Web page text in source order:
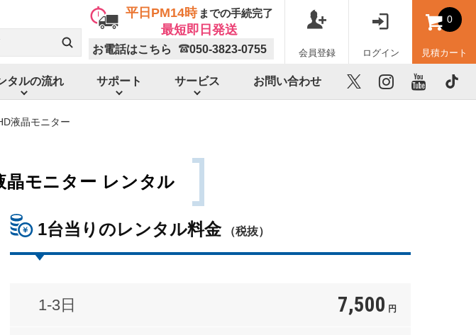
平日PM14時 までの手続完了
最短即日発送
お電話はこちら 050-3823-0755 会員登録 ログイン
0
見積カート
タルの流れ サポート サービス お問い合わせ X instagram youtube TikTok
液晶モニター
晶モニター レンタル
1台当りのレンタル料金 （税抜）
1-3日 7,500 円